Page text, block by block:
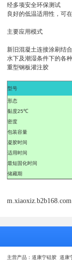
经多项安全环保测试
良好的低温适用性，可
主要应用模式
新旧混凝土连接涂刷结
水下及潮湿条件下的各
重型钢板灌注胶
型号
形态
黏度25℃
密度
包装容量
凝胶时间
适用时间
最短固化时间
储藏期
m.xiaoxiz.b2b168.com
主营产品：道康宁硅胶 道